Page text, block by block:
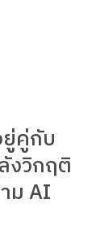
ยู่คู่กับ
งวิกฤติ
ม AI